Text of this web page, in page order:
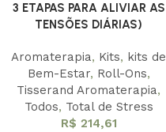
3 ETAPAS PARA ALIVIAR AS
TENSÕES DIÁRIAS)
Aromaterapia, Kits, kits de
Bem-Estar, Roll-Ons,
Tisserand Aromaterapia,
Todos, Total de Stress
R$ 214,61